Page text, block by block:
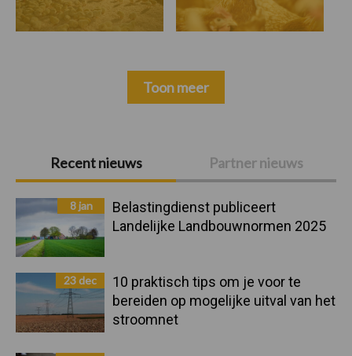
Primaire
Sidebar
Recent nieuws Partner nieuws
8 jan
Belastingdienst publiceert
Landelijke Landbouwnormen 2025
23 dec
10 praktisch tips om je voor te
bereiden op mogelijke uitval van het
stroomnet
Toon meer